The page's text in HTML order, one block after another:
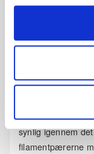
Philips Hue White
intelligente LED
rig atmosfære til
synlig igennem
filamentpærerne